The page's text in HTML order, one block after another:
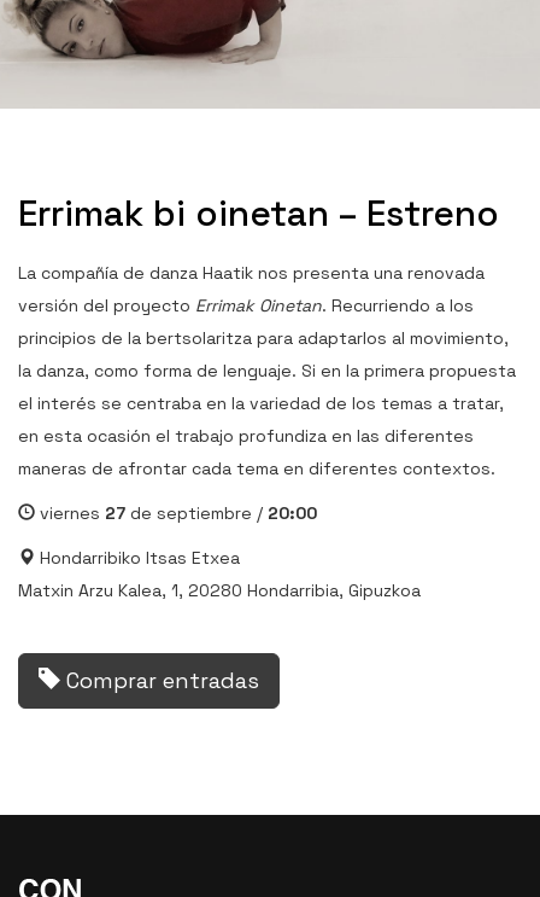
Errimak bi oinetan – Estreno
La compañía de danza Haatik nos presenta una renovada
versión del proyecto Errimak Oinetan. Recurriendo a los
principios de la bertsolaritza para adaptarlos al movimiento,
la danza, como forma de lenguaje. Si en la primera propuesta
el interés se centraba en la variedad de los temas a tratar,
en esta ocasión el trabajo profundiza en las diferentes
maneras de afrontar cada tema en diferentes contextos.
viernes 27 de septiembre / 20:00
Hondarribiko Itsas Etxea
Matxin Arzu Kalea, 1, 20280 Hondarribia, Gipuzkoa
Comprar entradas